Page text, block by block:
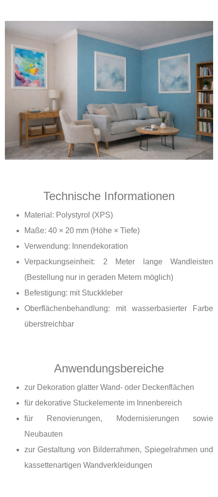
Technische Informationen
Material: Polystyrol (XPS)
Maße: 40 × 20 mm (Höhe × Tiefe)
Verwendung: Innendekoration
Verpackungseinheit: 2 Meter lange Wandleisten
(Bestellung nur in geraden Metern möglich)
Befestigung: mit Stuckkleber
Oberflächenbehandlung: mit wasserbasierter Farbe
überstreichbar
Anwendungsbereiche
zur Dekoration glatter Wand- oder Deckenflächen
für dekorative Stuckelemente im Innenbereich
für Renovierungen, Modernisierungen sowie
Neubauten
zur Gestaltung von Bilderrahmen, Spiegelrahmen und
kassettenartigen Wandverkleidungen